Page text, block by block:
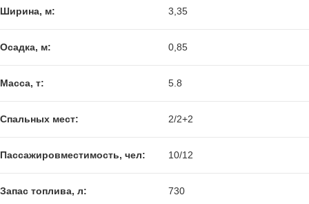
Ширина, м: 3,35
Осадка, м: 0,85
Масса, т: 5.8
Спальных мест: 2/2+2
Пассажировместимость, чел: 10/12
Запас топлива, л: 730